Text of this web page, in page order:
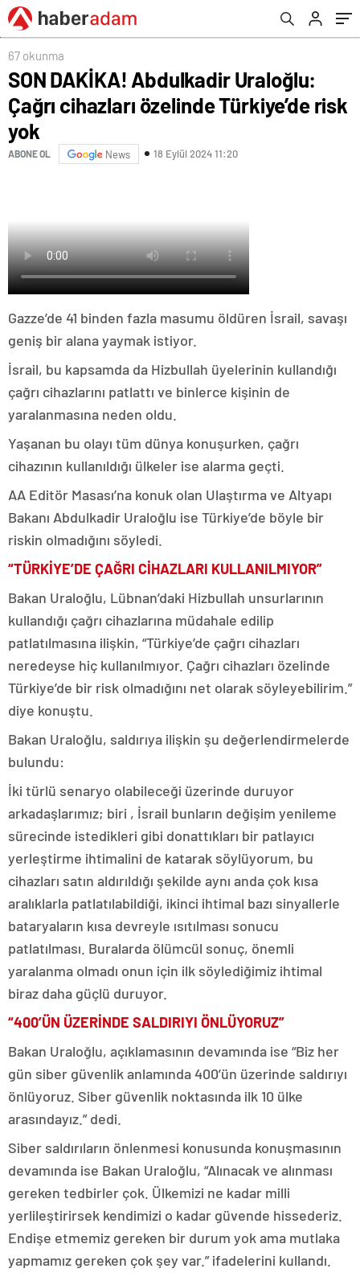
67 okunma
SON DAKİKA! Abdulkadir Uraloğlu:
Çağrı cihazları özelinde Türkiye’de risk
yok
ABONE OL News 18 Eylül 2024 11:20
Gazze’de 41 binden fazla masumu öldüren İsrail, savaşı
geniş bir alana yaymak istiyor.
İsrail, bu kapsamda da Hizbullah üyelerinin kullandığı
çağrı cihazlarını patlattı ve binlerce kişinin de
yaralanmasına neden oldu.
Yaşanan bu olayı tüm dünya konuşurken, çağrı
cihazının kullanıldığı ülkeler ise alarma geçti.
AA Editör Masası’na konuk olan Ulaştırma ve Altyapı
Bakanı Abdulkadir Uraloğlu ise Türkiye’de böyle bir
riskin olmadığını söyledi.
“TÜRKİYE’DE ÇAĞRI CİHAZLARI KULLANILMIYOR”
Bakan Uraloğlu, Lübnan’daki Hizbullah unsurlarının
kullandığı çağrı cihazlarına müdahale edilip
patlatılmasına ilişkin, “Türkiye’de çağrı cihazları
neredeyse hiç kullanılmıyor. Çağrı cihazları özelinde
Türkiye’de bir risk olmadığını net olarak söyleyebilirim.”
diye konuştu.
Bakan Uraloğlu, saldırıya ilişkin şu değerlendirmelerde
bulundu:
İki türlü senaryo olabileceği üzerinde duruyor
arkadaşlarımız; biri , İsrail bunların değişim yenileme
sürecinde istedikleri gibi donattıkları bir patlayıcı
yerleştirme ihtimalini de katarak söylüyorum, bu
cihazları satın aldırıldığı şekilde aynı anda çok kısa
aralıklarla patlatılabildiği, ikinci ihtimal bazı sinyallerle
bataryaların kısa devreyle ısıtılması sonucu
patlatılması. Buralarda ölümcül sonuç, önemli
yaralanma olmadı onun için ilk söylediğimiz ihtimal
biraz daha güçlü duruyor.
“400’ÜN ÜZERİNDE SALDIRIYI ÖNLÜYORUZ”
Bakan Uraloğlu, açıklamasının devamında ise “Biz her
gün siber güvenlik anlamında 400’ün üzerinde saldırıyı
önlüyoruz. Siber güvenlik noktasında ilk 10 ülke
arasındayız.” dedi.
Siber saldırıların önlenmesi konusunda konuşmasının
devamında ise Bakan Uraloğlu, “Alınacak ve alınması
gereken tedbirler çok. Ülkemizi ne kadar milli
yerlileştirirsek kendimizi o kadar güvende hissederiz.
Endişe etmemiz gereken bir durum yok ama mutlaka
yapmamız gereken çok şey var.” ifadelerini kullandı.